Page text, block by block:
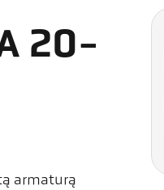
20-
armaturą